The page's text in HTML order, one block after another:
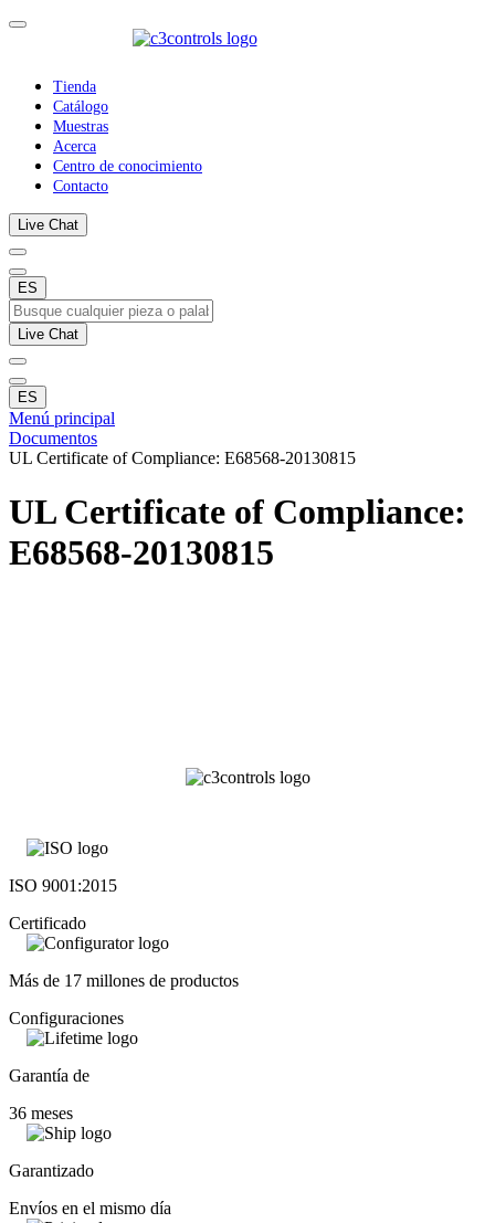
Tienda
Catálogo
Muestras
Acerca
Centro de conocimiento
Contacto
Live Chat
ES
Live Chat
ES
Menú principal
Documentos
UL Certificate of Compliance: E68568-20130815
UL Certificate of Compliance:
E68568-20130815
ISO 9001:2015
Certificado
Más de 17 millones de productos
Configuraciones
Garantía de
36 meses
Garantizado
Envíos en el mismo día